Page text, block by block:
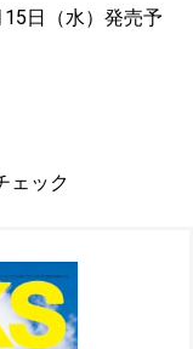
日（水）発売予
ェック